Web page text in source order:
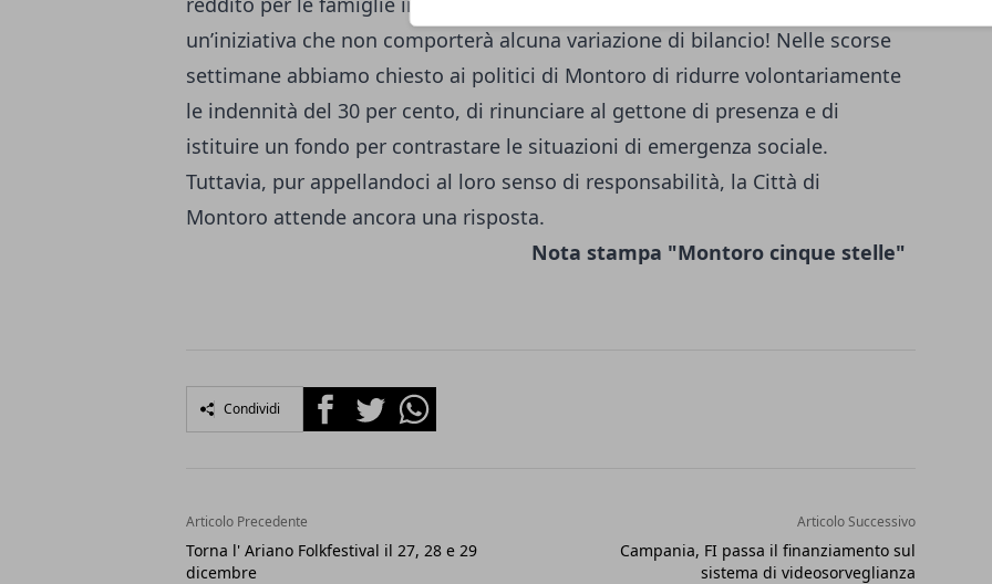
un’iniziativa che non comporterà alcuna variazione di bilancio! Nelle scorse
settimane abbiamo chiesto ai politici di Montoro di ridurre volontariamente
le indennità del 30 per cento, di rinunciare al gettone di presenza e di
istituire un fondo per contrastare le situazioni di emergenza sociale.
Tuttavia, pur appellandoci al loro senso di responsabilità, la Città di
Montoro attende ancora una risposta.
Nota stampa "Montoro cinque stelle"
Condividi FacebookTwitterWhatsapp
Articolo Precedente
Torna l' Ariano Folkfestival il 27, 28 e 29
dicembre
Articolo Successivo
Campania, FI passa il finanziamento sul
sistema di videosorveglianza